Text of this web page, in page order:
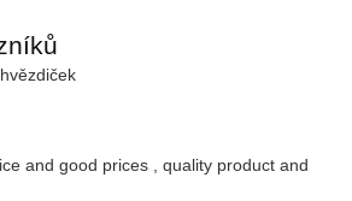
and good prices , quality product and